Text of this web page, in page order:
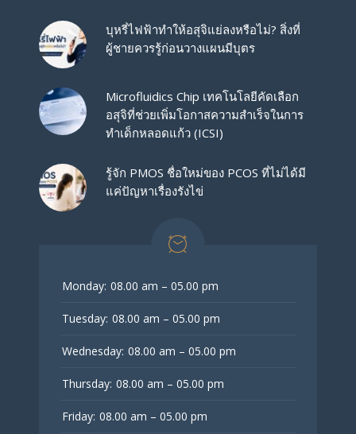
บุหรี่ไฟฟ้าทำให้อสุจิแย่ลงหรือไม่? สิ่งที่
ผู้ชายควรรู้ก่อนวางแผนมีบุตร
Microfluidics Chip เทคโนโลยีคัดเลือก
อสุจิที่ช่วยเพิ่มโอกาสความสำเร็จในการ
ทำเด็กหลอดแก้ว (ICSI)
รู้จัก PMOS ชื่อใหม่ของ PCOS ที่ไม่ได้มี
แค่ปัญหาเรื่องรังไข่
Monday: 08.00 am – 05.00 pm
Tuesday: 08.00 am – 05.00 pm
Wednesday: 08.00 am – 05.00 pm
Thursday: 08.00 am – 05.00 pm
Friday: 08.00 am – 05.00 pm